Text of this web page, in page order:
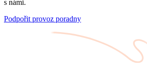
s námi.
Podpořit provoz poradny